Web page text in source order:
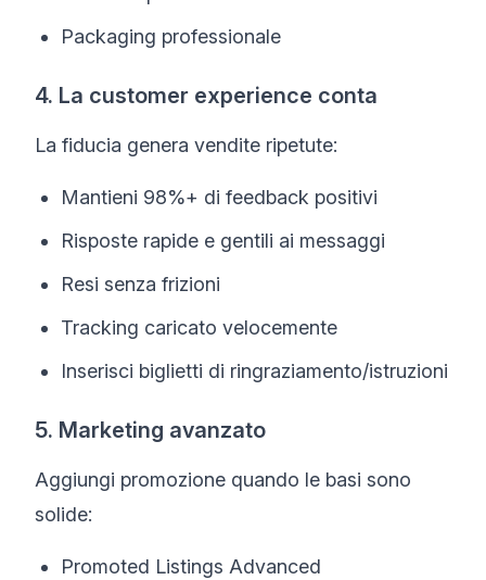
Packaging professionale
4. La customer experience conta
La fiducia genera vendite ripetute:
Mantieni 98%+ di feedback positivi
Risposte rapide e gentili ai messaggi
Resi senza frizioni
Tracking caricato velocemente
Inserisci biglietti di ringraziamento/istruzioni
5. Marketing avanzato
Aggiungi promozione quando le basi sono
solide:
Promoted Listings Advanced